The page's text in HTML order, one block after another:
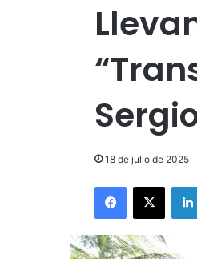
18 de julio de 2025
Facebook
X